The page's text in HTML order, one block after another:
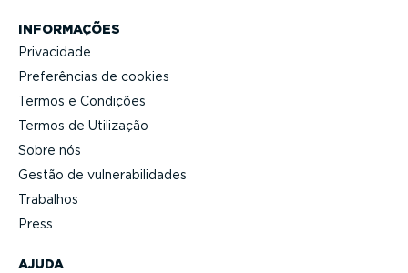
AJUDA
INFORMAÇÕES
Privacidade
Prefe­rências de cookies
Termos e Condições
Termos de Utilização
Sobre nós
Gestão de vulne­ra­bi­li­dades
Trabalhos
Press